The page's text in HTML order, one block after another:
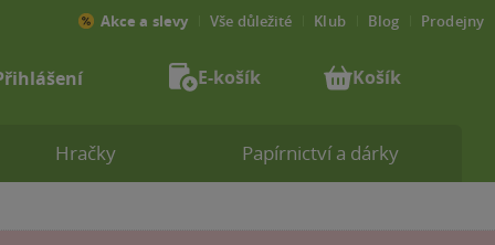
Hračky Papírnictví a dárky
Akce a slevy Vše důležité Klub Blog Prodejny
E-košík Košík